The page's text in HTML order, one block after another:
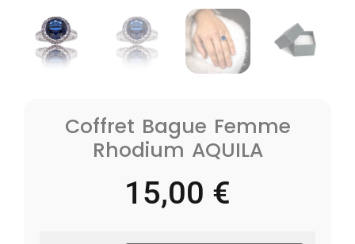
Coffret Bague Femme
Rhodium AQUILA
15,00 €